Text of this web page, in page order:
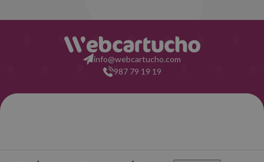
info@webcartucho.com
987 79 19 19